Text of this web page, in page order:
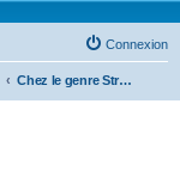
Connexion
Chez le genre Strongylognathus